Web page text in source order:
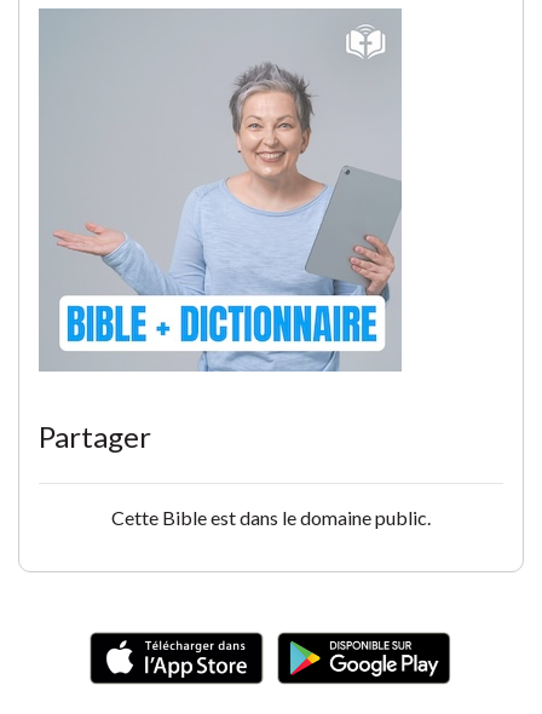
Partager
Cette Bible est dans le domaine public.